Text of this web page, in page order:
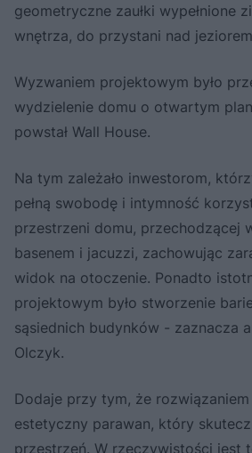
geometryczne zaułki wypełnione
wnętrza, do przystani nad
Wyzwaniem projektowym było
wydzielenie domu o otwartym
powstał Wall House.
Na tym zależało inwestorom,
pełną swobodę i intymność
przestrzeni domu, przechodzącej
basenem i jacuzzi, zachowując
widok na otoczenie. Ponadto
projektowym było stworzenie
sąsiednich budynków - zaznacza
Olczyk.
Dodaje przy tym, że rozwiązaniem
estetyczny parawan, który
przestrzeń. W rzeczywistości jest